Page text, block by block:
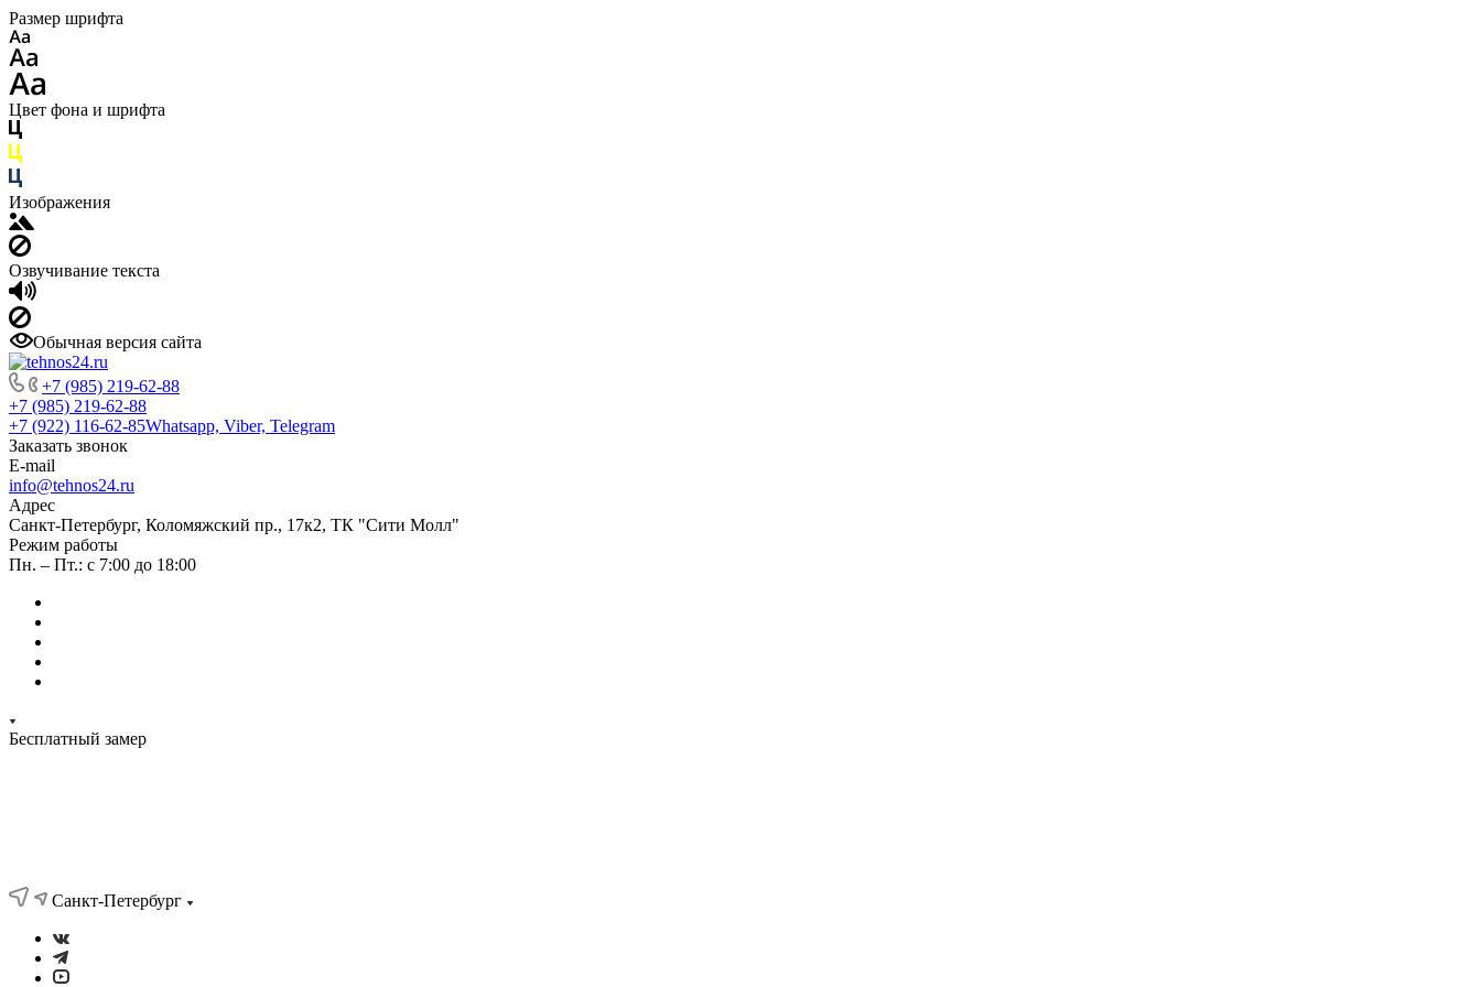
Размер шрифта
Цвет фона и шрифта
Изображения
Озвучивание текста
Обычная версия сайта
+7 (985) 219-62-88
+7 (985) 219-62-88
+7 (922) 116-62-85Whatsapp, Viber, Telegram
Заказать звонок
E-mail
info@tehnos24.ru
Адрес
Санкт-Петербург, Коломяжский пр., 17к2, ТК "Сити Молл"
Режим работы
Пн. – Пт.: с 7:00 до 18:00
Бесплатный замер
Санкт-Петербург